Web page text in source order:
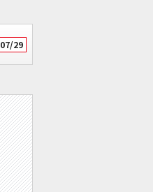
07/29